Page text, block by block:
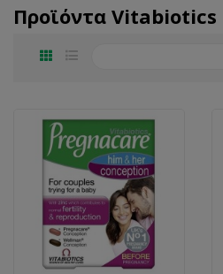
Προϊόντα Vitabiotics